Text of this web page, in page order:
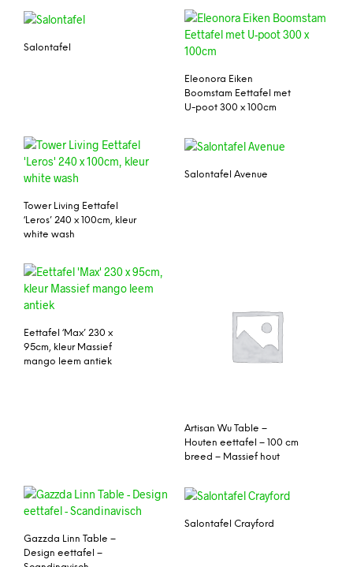
Salontafel
Eleonora Eiken
Boomstam Eettafel met
U-poot 300 x 100cm
Tower Living Eettafel
‘Leros’ 240 x 100cm, kleur
white wash
Salontafel Avenue
Eettafel ‘Max’ 230 x
95cm, kleur Massief
mango leem antiek
Artisan Wu Table –
Houten eettafel – 100 cm
breed – Massief hout
Gazzda Linn Table –
Design eettafel –
Salontafel Crayford